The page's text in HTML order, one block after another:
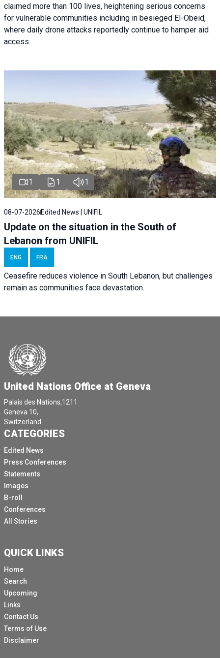
claimed more than 100 lives, heightening serious concerns
for vulnerable communities including in besieged El-Obeid,
where daily drone attacks reportedly continue to hamper aid
access.
1 1 1
08-07-2026 Edited News | UNIFIL
Update on the situation in the South of
Lebanon from UNIFIL
ENG FRA
Ceasefire reduces violence in South Lebanon, but challenges
remain as communities face devastation.
United Nations Office at Geneva
Palais des Nations,1211
Geneva 10,
Switzerland.
CATEGORIES
Edited News
Press Conferences
Statements
Images
B-roll
Conferences
All Stories
QUICK LINKS
Home
Search
Upcoming
Links
Contact Us
Terms of Use
Disclaimer